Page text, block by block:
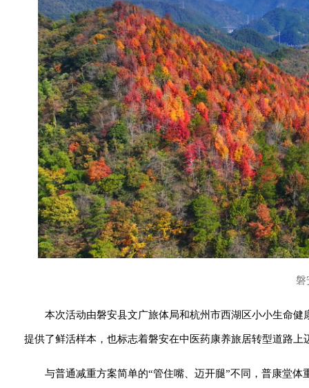
磐
本次活动由磐安县文广旅体局和杭州市西湖区小小生命
提供了鲜活样本，也标志着磐安在中医药康养旅居转型道路上
与普通减重方案简单的“管住嘴、迈开腿”不同，普康堂